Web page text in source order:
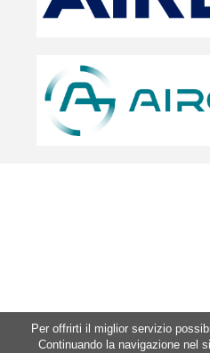
Per offrirti il miglior servizio
Continuando la navigazione nel